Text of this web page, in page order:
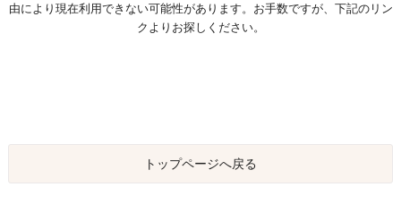
由により現在利用できない可能性があります。お手数ですが、下記のリン
クよりお探しください。
トップページへ戻る